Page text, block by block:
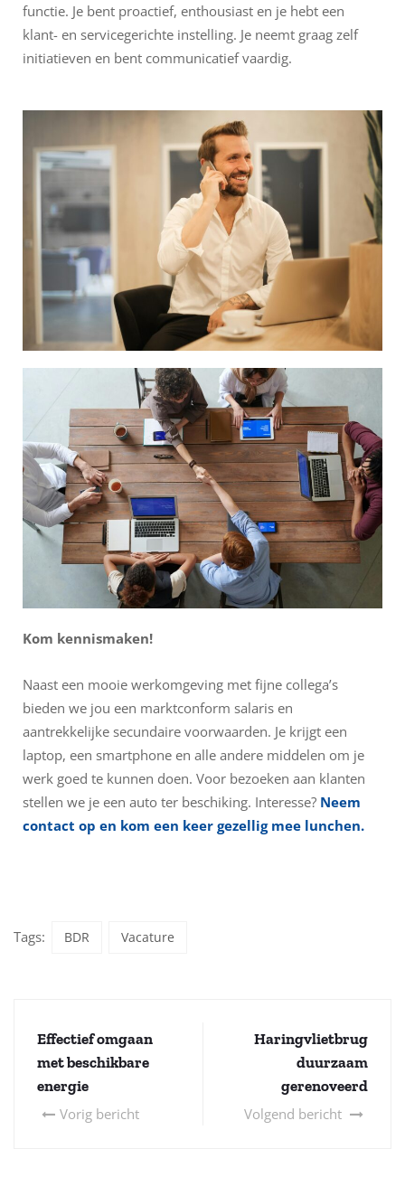
functie. Je bent proactief, enthousiast en je hebt een
klant- en servicegerichte instelling. Je neemt graag zelf
initiatieven en bent communicatief vaardig.
Kom kennismaken!
Naast een mooie werkomgeving met fijne collega’s
bieden we jou een marktconform salaris en
aantrekkelijke secundaire voorwaarden. Je krijgt een
laptop, een smartphone en alle andere middelen om je
werk goed te kunnen doen. Voor bezoeken aan klanten
stellen we je een auto ter beschiking. Interesse? Neem
contact op en kom een keer gezellig mee lunchen.
Tags: BDR Vacature
Effectief omgaan
met beschikbare
energie
Vorig bericht
Haringvlietbrug
duurzaam
gerenoveerd
Volgend bericht